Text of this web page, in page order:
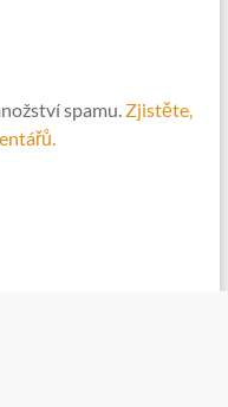
spamu. Zjistěte,